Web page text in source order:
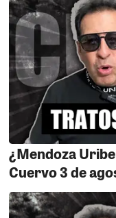
generales, donde
caudal de votos
obsequios
incomprensible
realidad innegable:
representadas por
Nieto, sin recurrir
superaron con
Alarmantemente,
sus prácticas
partidarios y
estrategia del "un
flagrante
¿Mendoza
Cuervo 3 de